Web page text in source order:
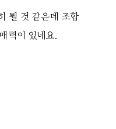
튈 것 같은데 조합
력이 있네요.